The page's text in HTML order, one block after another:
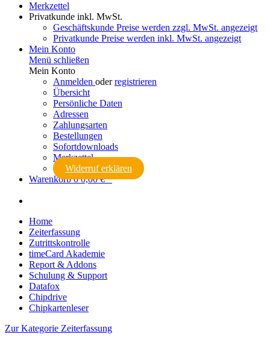
Merkzettel
Privatkunde inkl. MwSt.
Geschäftskunde Preise werden zzgl. MwSt. angezeigt
Privatkunde Preise werden inkl. MwSt. angezeigt
Mein Konto
Menü schließen
Mein Konto
Anmelden oderregistrieren
Übersicht
Persönliche Daten
Adressen
Zahlungsarten
Bestellungen
Sofortdownloads
Merkzettel
Widerruf erklären
Warenkorb0 0,00 € *
Home
Zeiterfassung
Zutrittskontrolle
timeCard Akademie
Report & Addons
Schulung & Support
Datafox
Chipdrive
Chipkartenleser
Zur Kategorie Zeiterfassung